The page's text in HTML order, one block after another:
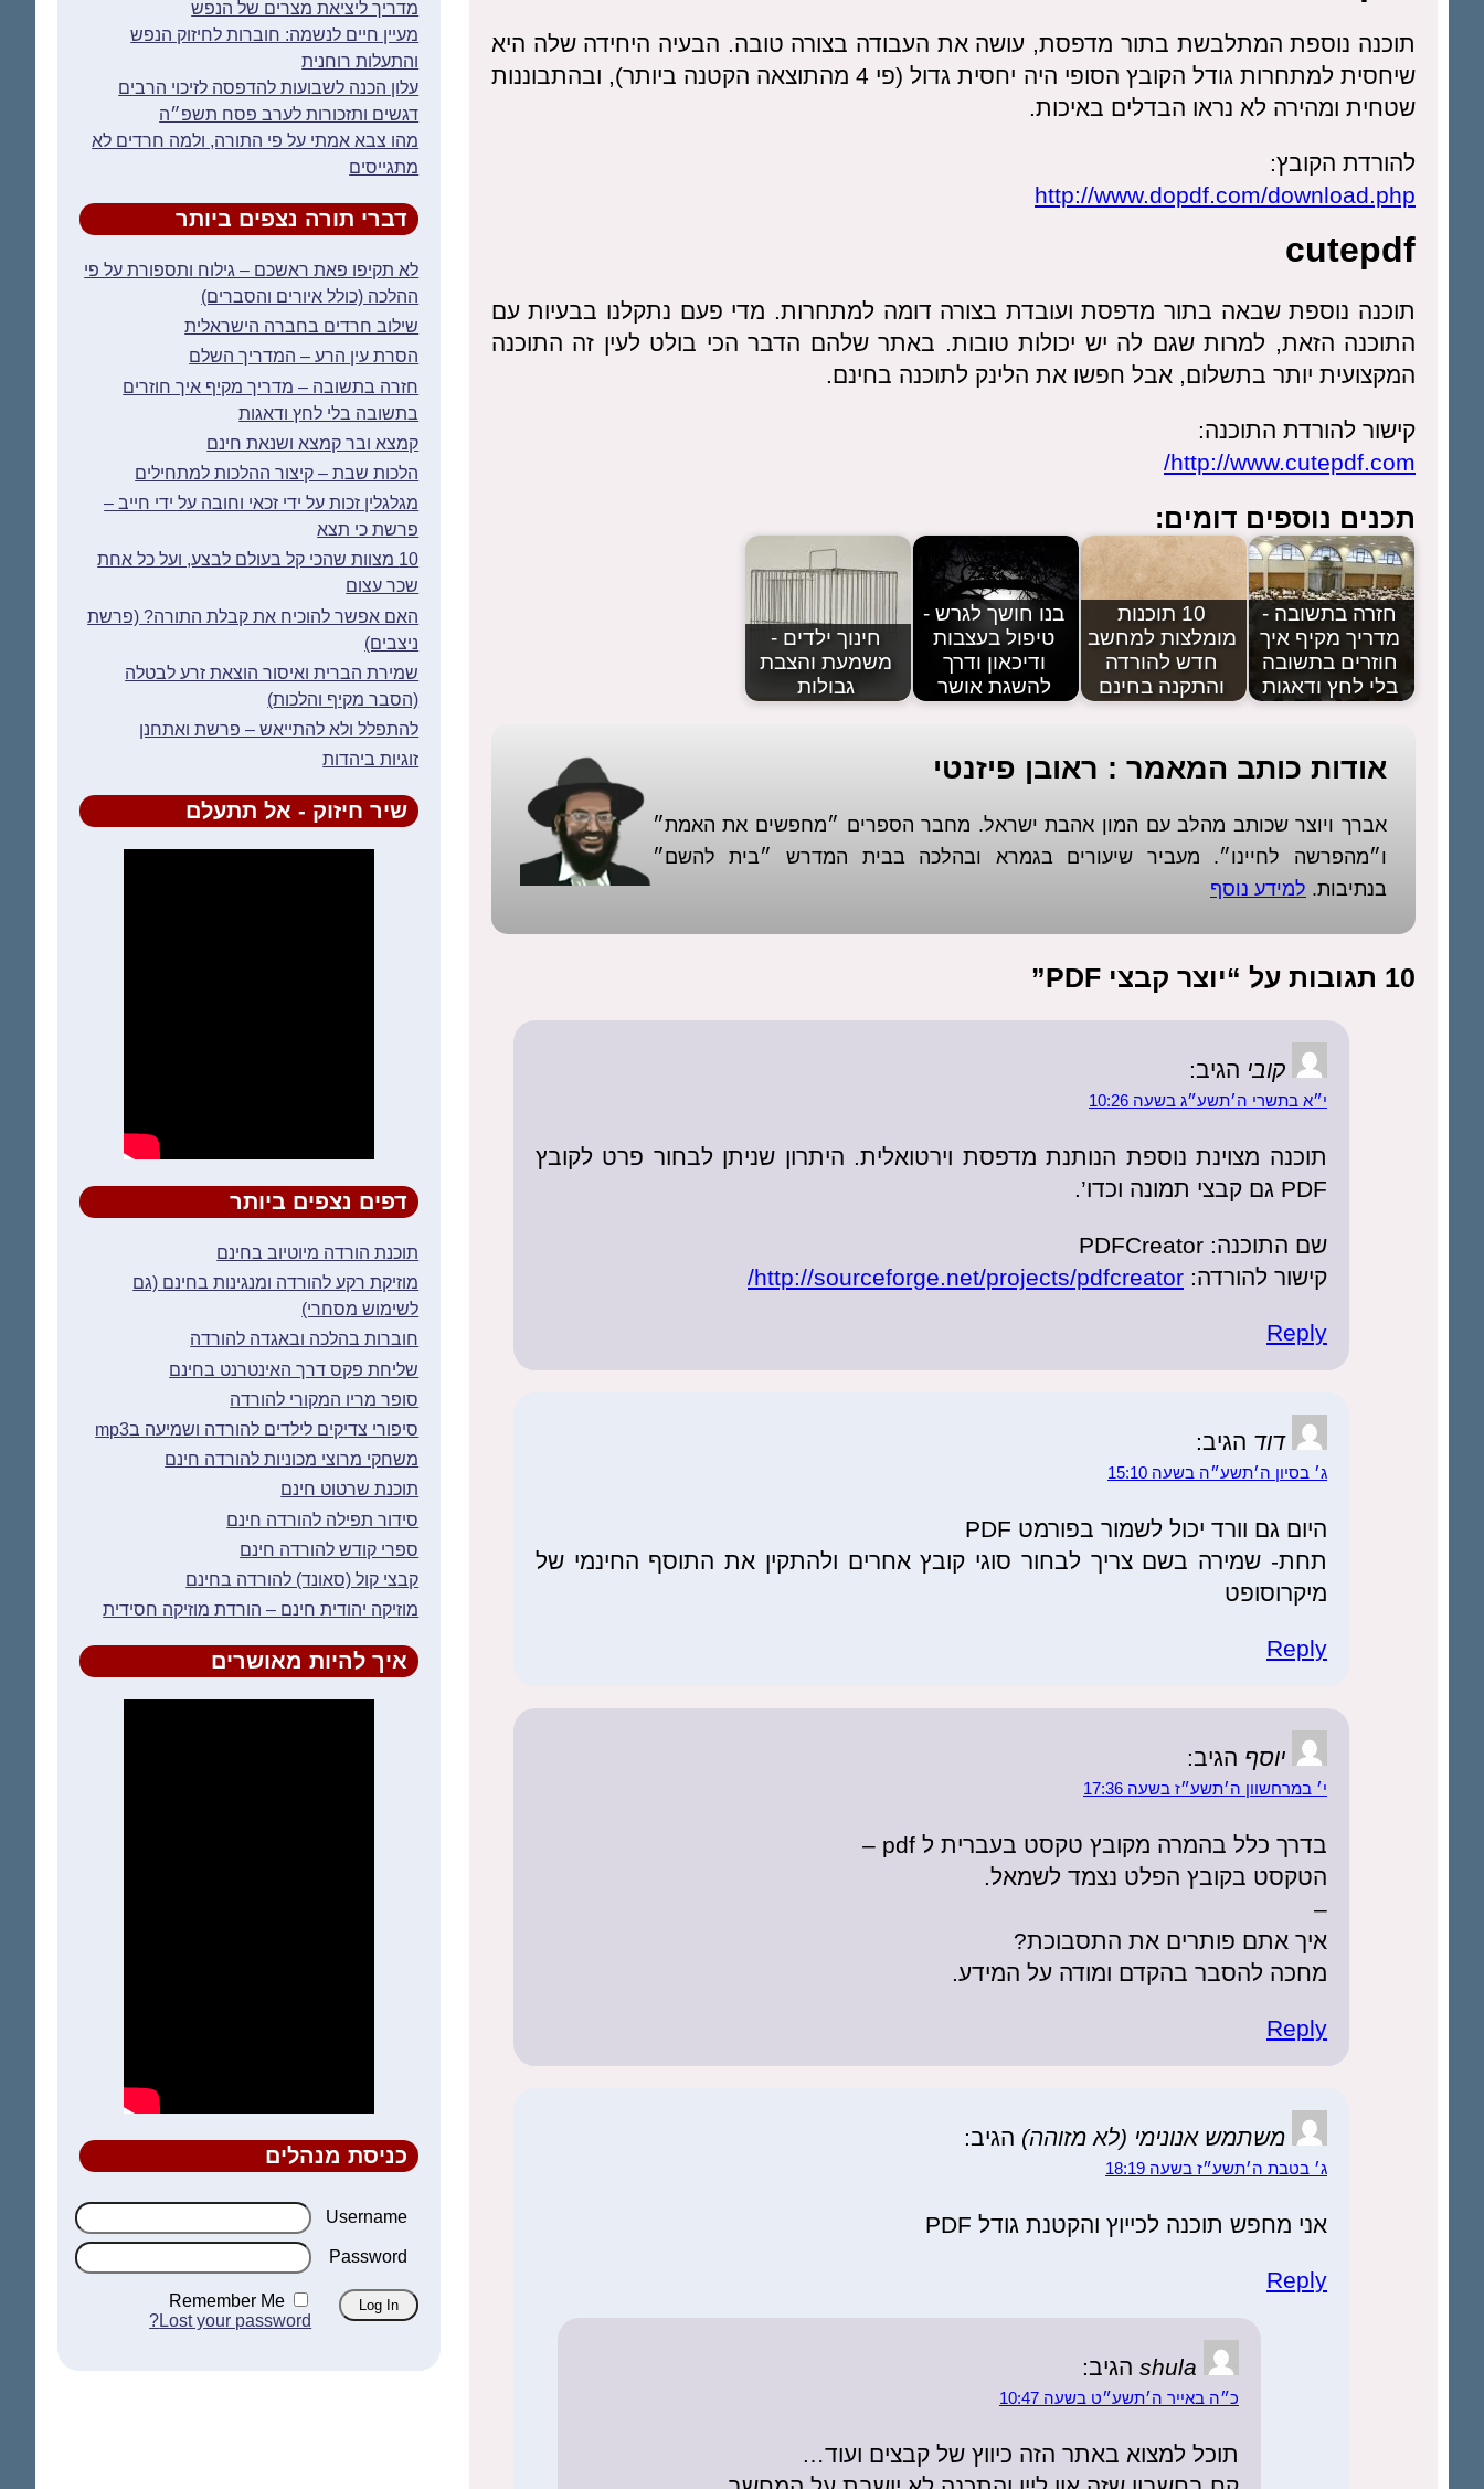
תוכנה נוספת המתלבשת בתור מדפסת, עושה את העבודה בצורה טובה. הבעיה היחידה שלה היא
שיחסית למתחרות גודל הקובץ הסופי היה יחסית גדול (פי 4 מהתוצאה הקטנה ביותר), ובהתבוננות
שטחית ומהירה לא נראו הבדלים באיכות.
להורדת הקובץ:
http://www.dopdf.com/download.php
cutepdf
תוכנה נוספת שבאה בתור מדפסת ועובדת בצורה דומה למתחרות. מדי פעם נתקלנו בבעיות עם
התוכנה הזאת, למרות שגם לה יש יכולות טובות. באתר שלהם הדבר הכי בולט לעין זה התוכנה
המקצועית יותר בתשלום, אבל חפשו את הלינק לתוכנה בחינם.
קישור להורדת התוכנה:
http://www.cutepdf.com/
תכנים נוספים דומים:
חזרה בתשובה -
מדריך מקיף איך
חוזרים בתשובה
בלי לחץ ודאגות
10 תוכנות
מומלצות למחשב
חדש להורדה
והתקנה בחינם
בנו חושך לגרש -
טיפול בעצבות
ודיכאון ודרך
להשגת אושר
חינוך ילדים -
משמעת והצבת
גבולות
אודות כותב המאמר : ראובן פיזנטי
אברך ויוצר שכותב מהלב עם המון אהבת ישראל. מחבר הספרים ״מחפשים את האמת״
ו״מהפרשה לחיינו״. מעביר שיעורים בגמרא ובהלכה בבית המדרש ״בית להשם״
בנתיבות. למידע נוסף
10 תגובות על “יוצר קבצי PDF”
קובי הגיב:
י״א בתשרי ה׳תשע״ג בשעה 10:26
תוכנה מצוינת נוספת הנותנת מדפסת וירטואלית. היתרון שניתן לבחור פרט לקובץ
PDF גם קבצי תמונה וכדו’.
שם התוכנה: PDFCreator
קישור להורדה: http://sourceforge.net/projects/pdfcreator/
Reply
דוד הגיב:
ג׳ בסיון ה׳תשע״ה בשעה 15:10
היום גם וורד יכול לשמור בפורמט PDF
תחת- שמירה בשם צריך לבחור סוגי קובץ אחרים ולהתקין את התוסף החינמי של
מיקרוסופט
Reply
יוסף הגיב:
י׳ במרחשוון ה׳תשע״ז בשעה 17:36
בדרך כלל בהמרה מקובץ טקסט בעברית ל pdf –
הטקסט בקובץ הפלט נצמד לשמאל.
–
איך אתם פותרים את התסבוכת?
מחכה להסבר בהקדם ומודה על המידע.
Reply
משתמש אנונימי (לא מזוהה) הגיב:
ג׳ בטבת ה׳תשע״ז בשעה 18:19
אני מחפש תוכנה לכייוץ והקטנת גודל PDF
Reply
shula הגיב:
כ״ה באייר ה׳תשע״ט בשעה 10:47
תוכל למצוא באתר הזה כיווץ של קבצים ועוד…
מדריך ליציאת מצרים של הנפש
מעיין חיים לנשמה: חוברות לחיזוק הנפש
והתעלות רוחנית
עלון הכנה לשבועות להדפסה לזיכוי הרבים
דגשים ותזכורות לערב פסח תשפ״ה
מהו צבא אמתי על פי התורה, ולמה חרדים לא
מתגייסים
דברי תורה נצפים ביותר
לא תקיפו פאת ראשכם – גילוח ותספורת על פי
ההלכה (כולל איורים והסברים)
שילוב חרדים בחברה הישראלית
הסרת עין הרע – המדריך השלם
חזרה בתשובה – מדריך מקיף איך חוזרים
בתשובה בלי לחץ ודאגות
קמצא ובר קמצא ושנאת חינם
הלכות שבת – קיצור ההלכות למתחילים
מגלגלין זכות על ידי זכאי וחובה על ידי חייב –
פרשת כי תצא
10 מצוות שהכי קל בעולם לבצע, ועל כל אחת
שכר עצום
האם אפשר להוכיח את קבלת התורה? (פרשת
ניצבים)
שמירת הברית ואיסור הוצאת זרע לבטלה
(הסבר מקיף והלכות)
להתפלל ולא להתייאש – פרשת ואתחנן
זוגיות ביהדות
שיר חיזוק - אל תתעלם
דפים נצפים ביותר
תוכנת הורדה מיוטיוב בחינם
מוזיקת רקע להורדה ומנגינות בחינם (גם
לשימוש מסחרי)
חוברות בהלכה ובאגדה להורדה
שליחת פקס דרך האינטרנט בחינם
סופר מריו המקורי להורדה
סיפורי צדיקים לילדים להורדה ושמיעה בmp3
משחקי מרוצי מכוניות להורדה חינם
תוכנת שרטוט חינם
סידור תפילה להורדה חינם
ספרי קודש להורדה חינם
קבצי קול (סאונד) להורדה בחינם
מוזיקה יהודית חינם – הורדת מוזיקה חסידית
איך להיות מאושרים
כניסת מנהלים
Username
Password
Remember Me
Lost your password?